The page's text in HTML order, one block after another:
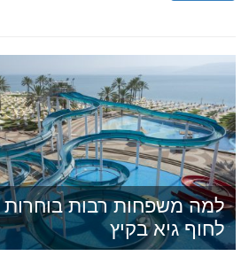
למה משפחות רבות בוחרות
לחוף גיא בקיץ